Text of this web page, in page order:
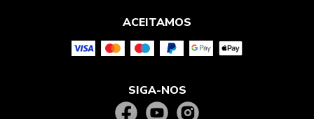
ACEITAMOS
SIGA-NOS